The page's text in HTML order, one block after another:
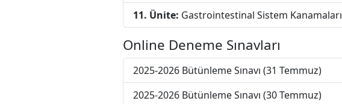
11. Ünite: Gastrointestinal Sistem Kanamaları
Online Deneme Sınavları
2025-2026 Bütünleme Sınavı (31 Temmuz)
2025-2026 Bütünleme Sınavı (30 Temmuz)